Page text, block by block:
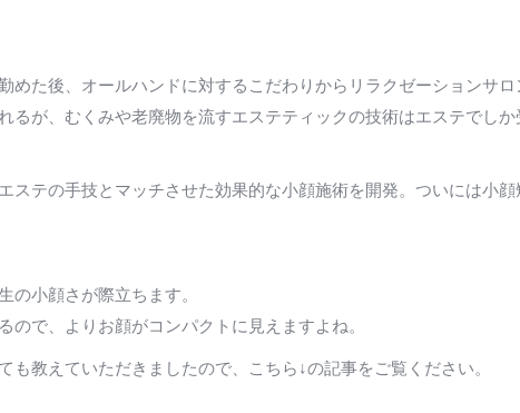
めた後、オールハンドに対するこだわりからリラクゼーションサ
るが、むくみや老廃物を流すエステティックの技術はエステでし
ステの手技とマッチさせた効果的な小顔施術を開発。ついには小
の小顔さが際立ちます。
で、よりお顔がコンパクトに見えますよね。
教えていただきましたので、こちら↓の記事をご覧ください。